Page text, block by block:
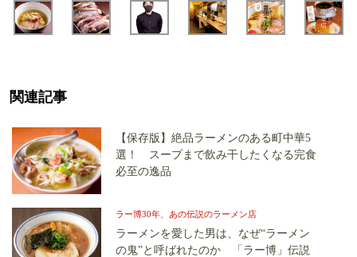
関連記事
【保存版】絶品ラーメンのある町中華5
選！ スープまで飲み干したくなる完食
必至の逸品
ラー博30年、あの伝説のラーメン店
ラーメンを愛した男は、なぜ“ラーメン
の鬼”と呼ばれたのか 「ラー博」伝説